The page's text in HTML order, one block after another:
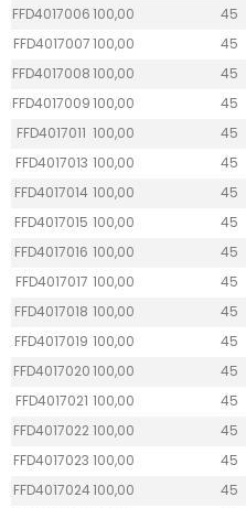
FFD4017006100,00 45
FFD4017007100,00 45
FFD4017008100,00 45
FFD4017009100,00 45
FFD4017011 100,00 45
FFD4017013 100,00 45
FFD4017014 100,00 45
FFD4017015 100,00 45
FFD4017016 100,00 45
FFD4017017 100,00 45
FFD4017018 100,00 45
FFD4017019 100,00 45
FFD4017020100,00 45
FFD4017021 100,00 45
FFD4017022100,00 45
FFD4017023 100,00 45
FFD4017024100,00 45